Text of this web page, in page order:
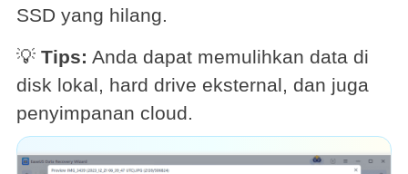
SSD yang hilang.
💡 Tips: Anda dapat memulihkan data di
disk lokal, hard drive eksternal, dan juga
penyimpanan cloud.